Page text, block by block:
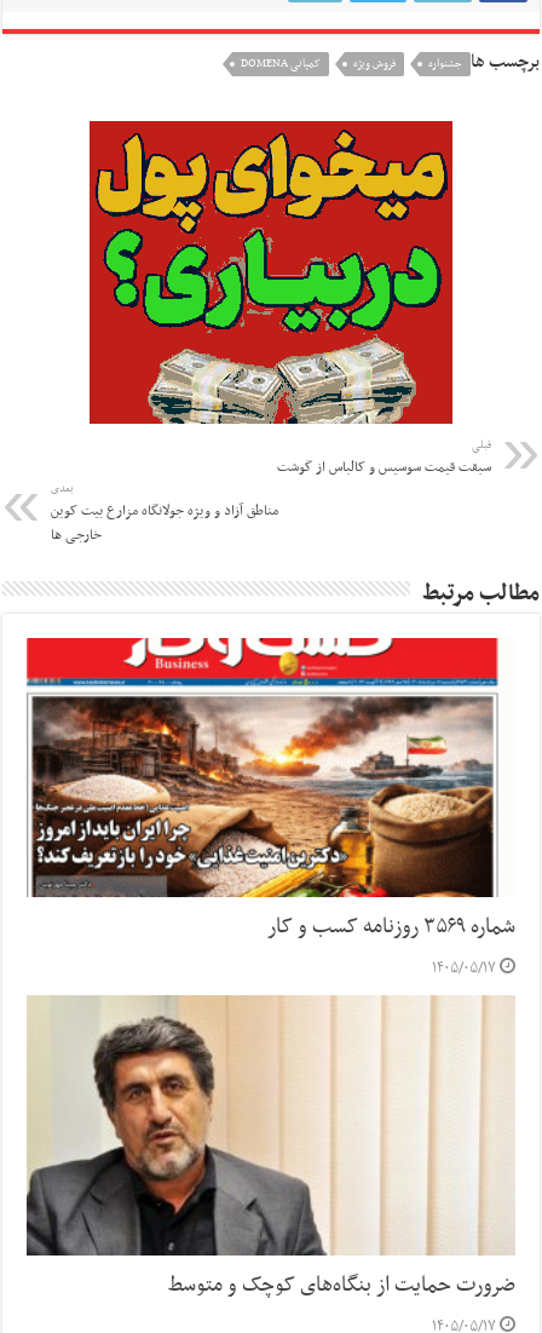
برچسب ها جشنواره فروش ویژه کمپانی DOMENA
قبلی
سبقت قیمت سوسیس و کالباس از گوشت
بعدی
مناطق آزاد و ویژه جولانگاه مزارع بیت کوین
خارجی ها
مطالب مرتبط
شماره ۳۵۶۹ روزنامه کسب و کار
۱۴۰۵/۰۵/۱۷
ضرورت حمایت از بنگاه‌های کوچک و متوسط
۱۴۰۵/۰۵/۱۷